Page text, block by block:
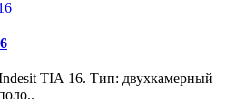
TIA 16. Тип: двухкамерный